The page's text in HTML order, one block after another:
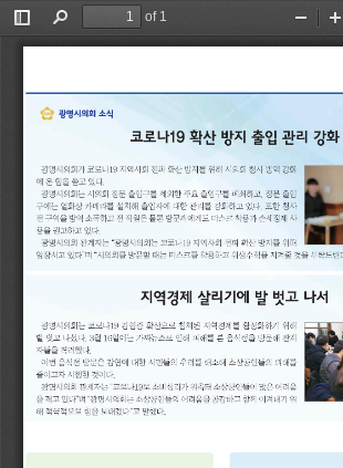
Toggle
Sidebar
Find
of 1
Zoom
Out
광명시의회 소식